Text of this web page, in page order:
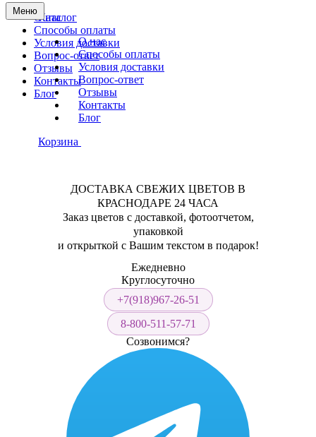
Меню
О нас
Способы оплаты
Условия доставки
Вопрос-ответ
Отзывы
Контакты
Блог
Каталог
О нас
Способы оплаты
Условия доставки
Вопрос-ответ
Отзывы
Контакты
Блог
Корзина
ДОСТАВКА СВЕЖИХ ЦВЕТОВ В
КРАСНОДАРЕ 24 ЧАСА
Заказ цветов с доставкой, фотоотчетом,
упаковкой
и открыткой с Вашим текстом в подарок!
Ежедневно
Круглосуточно
+7(918)967-26-51
8-800-511-57-71
Созвонимся?